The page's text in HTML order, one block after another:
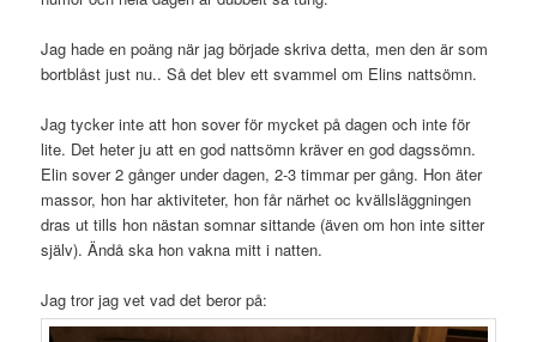
Jag hade en poäng när jag började skriva detta, men den är som
bortblåst just nu.. Så det blev ett svammel om Elins nattsömn.
Jag tycker inte att hon sover för mycket på dagen och inte för
lite. Det heter ju att en god nattsömn kräver en god dagssömn.
Elin sover 2 gånger under dagen, 2-3 timmar per gång. Hon äter
massor, hon har aktiviteter, hon får närhet oc kvällsläggningen
dras ut tills hon nästan somnar sittande (även om hon inte sitter
själv). Ändå ska hon vakna mitt i natten.
Jag tror jag vet vad det beror på: